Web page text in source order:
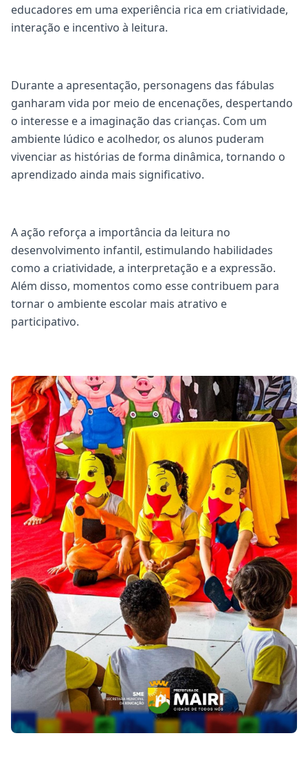
educadores em uma experiência rica em criatividade,
interação e incentivo à leitura.
Durante a apresentação, personagens das fábulas
ganharam vida por meio de encenações, despertando
o interesse e a imaginação das crianças. Com um
ambiente lúdico e acolhedor, os alunos puderam
vivenciar as histórias de forma dinâmica, tornando o
aprendizado ainda mais significativo.
A ação reforça a importância da leitura no
desenvolvimento infantil, estimulando habilidades
como a criatividade, a interpretação e a expressão.
Além disso, momentos como esse contribuem para
tornar o ambiente escolar mais atrativo e
participativo.